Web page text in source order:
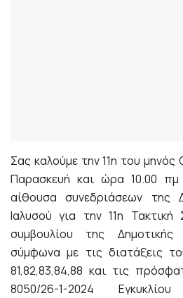
Σας καλούμε την 11η του
Παρασκευή και ώρα 10.00
αίθουσα συνεδριάσεων της
Ιαλυσού για την 11η
συμβουλίου της Δημοτικής
σύμφωνα με τις διατάξεις
81,82,83,84,88 και τις
8050/26-1-2024